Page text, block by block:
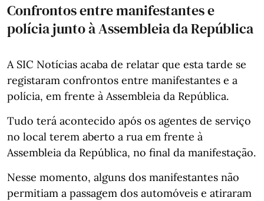
Confrontos entre manifestantes e
polícia junto à Assembleia da República
A SIC Notícias acaba de relatar que esta tarde se
registaram confrontos entre manifestantes e a
polícia, em frente à Assembleia da República.
Tudo terá acontecido após os agentes de serviço
no local terem aberto a rua em frente à
Assembleia da República, no final da manifestação.
Nesse momento, alguns dos manifestantes não
permitiam a passagem dos automóveis e atiraram